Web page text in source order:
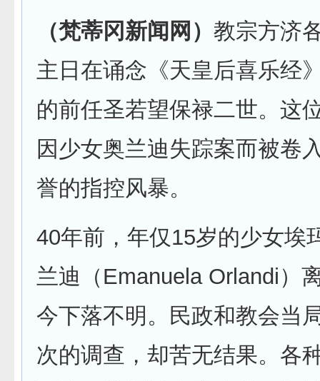
（梵蒂冈新闻网） 教宗方济
主日在诵念《天皇后喜乐经
的前任圣若望保禄二世。这
因少女奥兰迪失踪案而被卷
誉的指控风暴。
40年前，年仅15岁的少女埃
兰迪（Emanuela Orlandi）
今下落不明。民政和教会当
次的调查，却苦无结果。各